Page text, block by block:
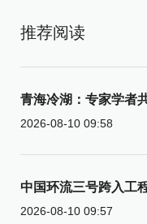
推荐阅读
青海冷湖：专家学者
2026-08-10 09:58
中国环流三号跨入工
2026-08-10 09:57